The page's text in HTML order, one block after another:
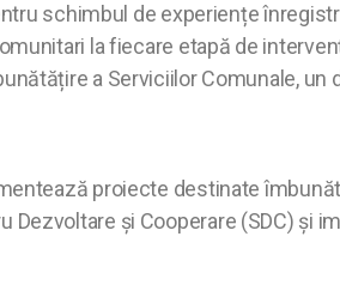
schimbul de experiențe
la fiecare etapă de
a Serviciilor Comunale,
proiecte destinate
şi Cooperare (SDC) și